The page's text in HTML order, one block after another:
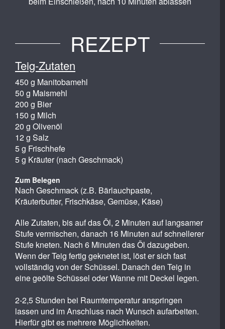
REZEPT
Teig-Zutaten
450 g Manitobamehl
50 g Maismehl
200 g Bier
150 g Milch
20 g Olivenöl
12 g Salz
5 g Frischhefe
5 g Kräuter (nach Geschmack)
Zum Belegen
Nach Geschmack (z.B. Bärlauchpaste,
Kräuterbutter, Frischkäse, Gemüse, Käse)
Alle Zutaten, bis auf das Öl, 2 Minuten auf langsamer
Stufe vermischen, danach 16 Minuten auf schnellerer
Stufe kneten. Nach 6 Minuten das Öl dazugeben.
Wenn der Teig fertig geknetet ist, löst er sich fast
vollständig von der Schüssel. Danach den Teig in
eine geölte Schüssel oder Wanne mit Deckel legen.
2-2,5 Stunden bei Raumtemperatur anspringen
lassen und im Anschluss nach Wunsch aufarbeiten.
Hierfür gibt es mehrere Möglichkeiten.